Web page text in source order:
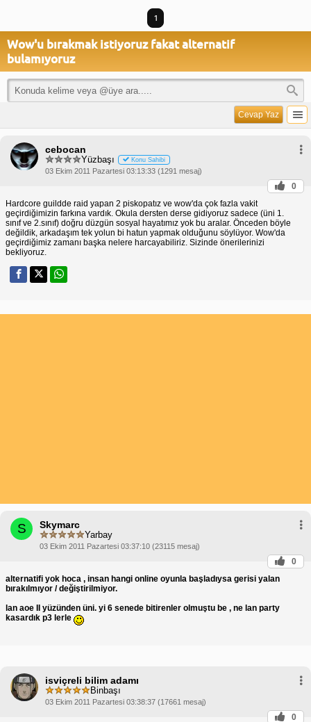
1
Wow'u bırakmak istiyoruz fakat alternatif
bulamıyoruz
Cevap Yaz
cebocan
Yüzbaşı Konu Sahibi
03 Ekim 2011 Pazartesi 03:13:33 (1291 mesaj)
0
Hardcore guildde raid yapan 2 piskopatız ve wow'da çok fazla vakit
geçirdiğimizin farkına vardık. Okula dersten derse gidiyoruz sadece (üni 1.
sınıf ve 2.sınıf) doğru düzgün sosyal hayatımız yok bu aralar. Önceden böyle
değildik, arkadaşım tek yolun bi hatun yapmak olduğunu söylüyor. Wow'da
geçirdiğimiz zamanı başka nelere harcayabiliriz. Sizinde önerilerinizi
bekliyoruz.
S Skymarc
Yarbay
03 Ekim 2011 Pazartesi 03:37:10 (23115 mesaj)
0
alternatifi yok hoca , insan hangi online oyunla başladıysa gerisi yalan
bırakılmıyor / değiştirilmiyor.
lan aoe II yüzünden üni. yi 6 senede bitirenler olmuştu be , ne lan party
kasardık p3 lerle
isviçreli bilim adamı
Binbaşı
03 Ekim 2011 Pazartesi 03:38:37 (17661 mesaj)
0